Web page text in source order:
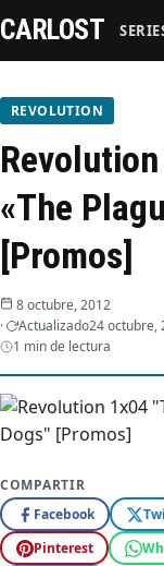
Series
Streaming
Recomendaciones
Webisodios
CARLOST
REVOLUTION
«The
[Promos]
8 octubre, 2012
Actualizado24 octubre,
1 min de lectura
COMPARTIR
Facebook
Pinterest